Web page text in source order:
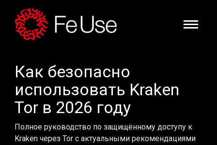
Как безопасно
использовать Kraken
Tor в 2026 году
Полное руководство по защищённому доступу к
Kraken через Tor с актуальными рекомендациями